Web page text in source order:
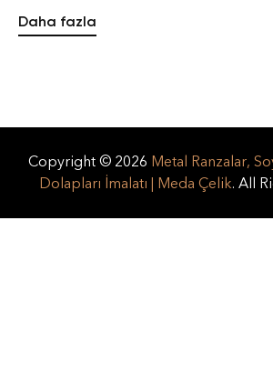
Daha fazla
Copyright © 2026 Metal Ranzalar,
Dolapları İmalatı | Meda Çelik. All